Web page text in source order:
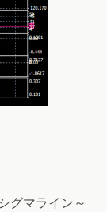
グマライン～